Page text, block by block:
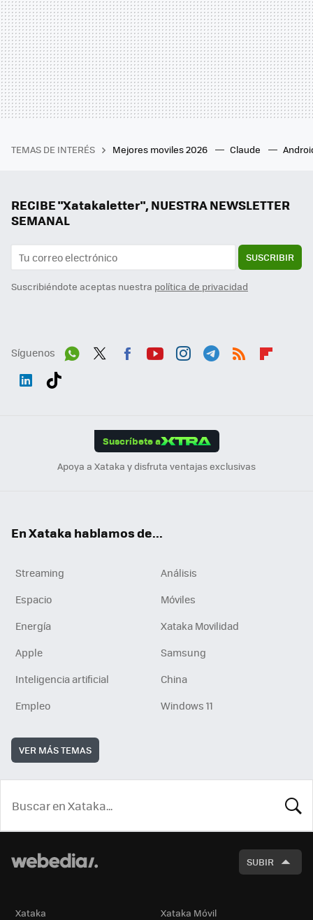
TEMAS DE INTERÉS Mejores moviles 2026 Claude
RECIBE "Xatakaletter", NUESTRA NEWSLETTER
SEMANAL
SUSCRIBIR
Suscribiéndote aceptas nuestra política de privacidad
Síguenos
Suscríbete a
Apoya a Xataka y disfruta ventajas exclusivas
En Xataka hablamos de...
Streaming
Análisis
Espacio
Móviles
Energía
Xataka Movilidad
Apple
Samsung
Inteligencia artificial
China
Empleo
Windows 11
VER MÁS TEMAS
SUBIR
Xataka Xataka Móvil